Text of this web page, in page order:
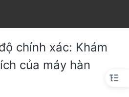
chính xác: Khám
của máy hàn